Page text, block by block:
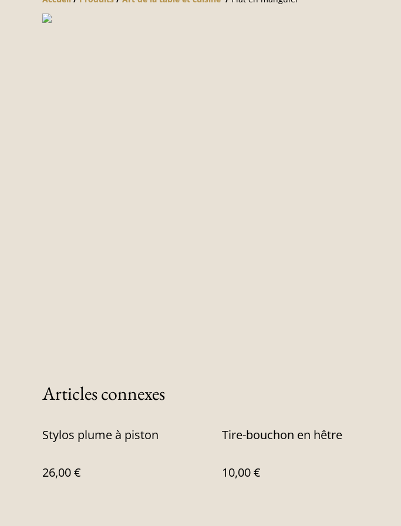
Articles connexes
Stylos plume à piston
26,00 €
Tire-bouchon en hêtre
10,00 €